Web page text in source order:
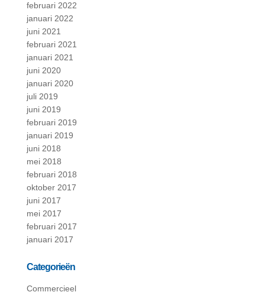
februari 2022
januari 2022
juni 2021
februari 2021
januari 2021
juni 2020
januari 2020
juli 2019
juni 2019
februari 2019
januari 2019
juni 2018
mei 2018
februari 2018
oktober 2017
juni 2017
mei 2017
februari 2017
januari 2017
Categorieën
Commercieel